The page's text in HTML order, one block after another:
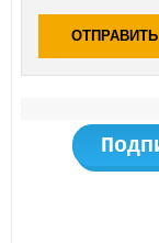
ОТПРАВИТЬ